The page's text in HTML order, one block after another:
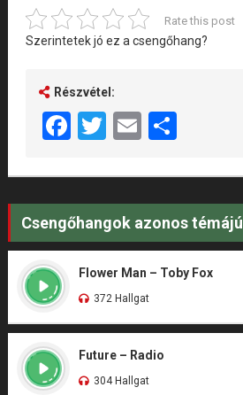
Rate this post
Szerintetek jó ez a csengőhang?
Részvétel:
Facebook
Twitter
EmailShare
Csengőhangok azonos témájú
Flower Man – Toby Fox
372 Hallgat
Future – Radio
304 Hallgat